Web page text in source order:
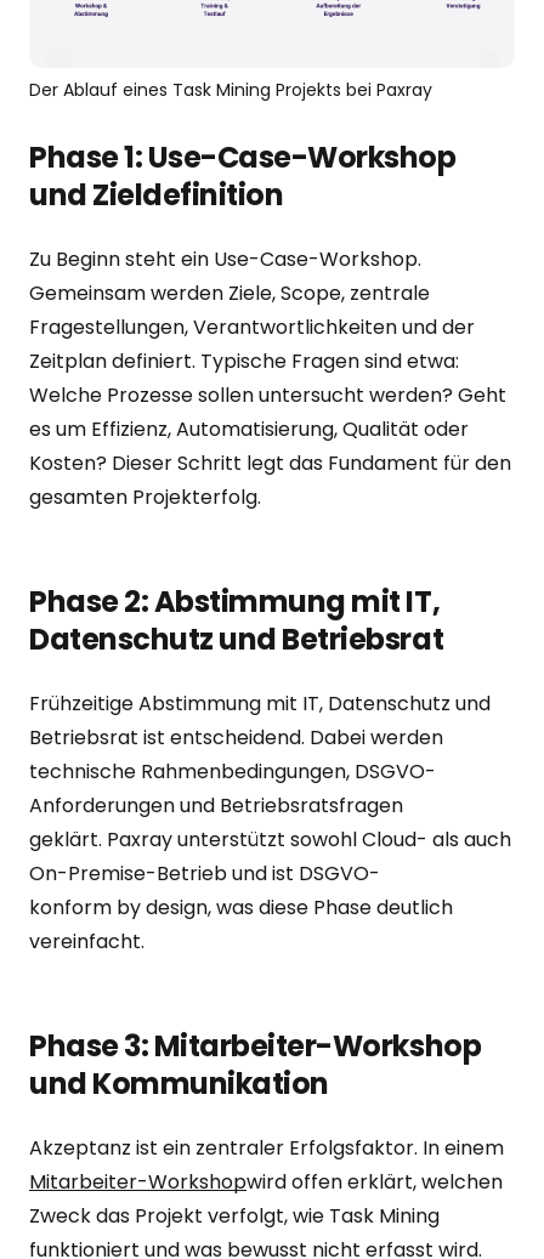
Der Ablauf eines Task Mining Projekts bei Paxray
Phase 1: Use-Case-Workshop
und Zieldefinition
Zu Beginn steht ein Use-Case-Workshop.
Gemeinsam werden Ziele, Scope, zentrale
Fragestellungen, Verantwortlichkeiten und der
Zeitplan definiert. Typische Fragen sind etwa:
Welche Prozesse sollen untersucht werden? Geht
es um Effizienz, Automatisierung, Qualität oder
Kosten? Dieser Schritt legt das Fundament für den
gesamten Projekterfolg.
Phase 2: Abstimmung mit IT,
Datenschutz und Betriebsrat
Frühzeitige Abstimmung mit IT, Datenschutz und
Betriebsrat ist entscheidend. Dabei werden
technische Rahmenbedingungen, DSGVO-
Anforderungen und Betriebsratsfragen
geklärt. Paxray unterstützt sowohl Cloud- als auch
On-Premise-Betrieb und ist DSGVO-
konform by design, was diese Phase deutlich
vereinfacht.
Phase 3: Mitarbeiter-Workshop
und Kommunikation
Akzeptanz ist ein zentraler Erfolgsfaktor. In einem
Mitarbeiter-Workshopwird offen erklärt, welchen
Zweck das Projekt verfolgt, wie Task Mining
funktioniert und was bewusst nicht erfasst wird.